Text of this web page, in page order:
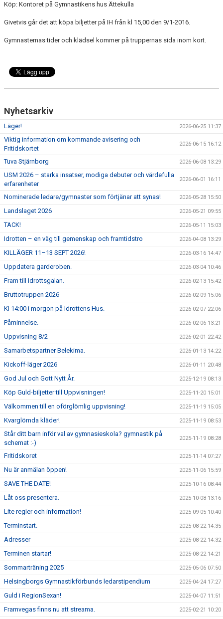
Köp: Kontoret på Gymnastikens hus Ättekulla
Givetvis går det att köpa biljetter på IH från kl 15,00 den 9/1-2016.
Gymnasternas tider och klädsel kommer på truppernas sida inom kort.
Nyhetsarkiv
Läger! 2026-06-25 11:37
Viktig information om kommande avisering och
Fritidskortet
2026-06-15 16:12
Tuva Stjärnborg 2026-06-08 13:29
USM 2026 – starka insatser, modiga debuter och värdefulla
erfarenheter
2026-06-01 16:11
Nominerade ledare/gymnaster som förtjänar att synas! 2026-05-28 15:50
Landslaget 2026 2026-05-21 09:55
TACK! 2026-05-11 15:03
Idrotten – en väg till gemenskap och framtidstro 2026-04-08 13:29
KILLÄGER 11–13 SEPT 2026! 2026-03-16 14:47
Uppdatera garderoben. 2026-03-04 10:46
Fram till Idrottsgalan. 2026-02-13 15:42
Bruttotruppen 2026 2026-02-09 15:06
Kl 14:00 i morgon på Idrottens Hus. 2026-02-07 22:06
Påminnelse. 2026-02-06 13:21
Uppvisning 8/2 2026-02-01 22:42
Samarbetspartner Belekima. 2026-01-13 14:22
Kickoff-läger 2026 2026-01-11 20:48
God Jul och Gott Nytt År. 2025-12-19 08:13
Köp Guld-biljetter till Uppvisningen! 2025-11-20 15:01
Välkommen till en oförglömlig uppvisning! 2025-11-19 15:05
Kvarglömda kläder! 2025-11-19 08:53
Står ditt barn inför val av gymnasieskola? gymnastik på
schemat :-)
2025-11-19 08:28
Fritidskoret 2025-11-14 07:27
Nu är anmälan öppen! 2025-11-06 15:59
SAVE THE DATE! 2025-10-16 08:44
Låt oss presentera. 2025-10-08 13:16
Lite regler och information! 2025-09-05 10:40
Terminstart. 2025-08-22 14:35
Adresser 2025-08-22 14:32
Terminen startar! 2025-08-22 14:21
Sommarträning 2025 2025-05-06 07:50
Helsingborgs Gymnastikförbunds ledarstipendium 2025-04-24 17:27
Guld i RegionSexan! 2025-04-07 11:51
Framvegas finns nu att streama. 2025-02-21 10:20